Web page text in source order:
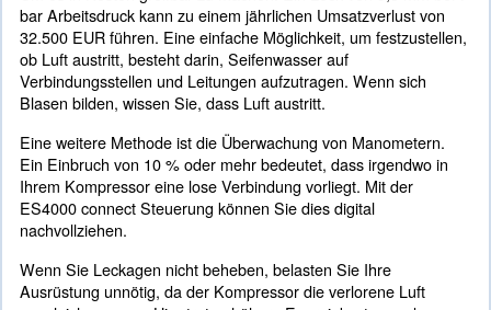
Kompressoren Auf Undichtigkeiten
Leckagen eines Kompressorssind die häufigste
Energieverschwendung. Sie verursachen
20 % Luftverlust, wenn sie nicht regelmäßig
werden. Die gute Nachricht ist, dass es relativ
vermeiden.